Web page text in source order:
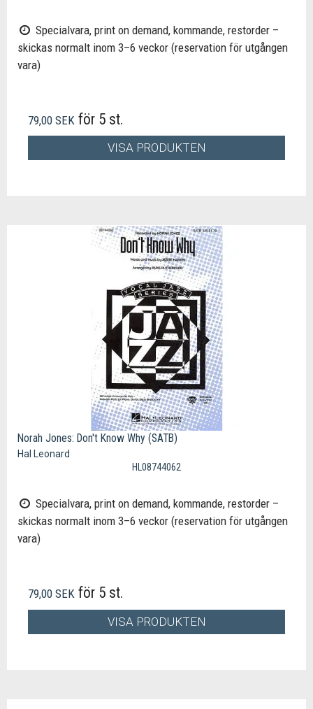
Specialvara, print on demand, kommande, restorder –
skickas normalt inom 3–6 veckor (reservation för utgången
vara)
79,00 SEK för 5 st.
VISA PRODUKTEN
Norah Jones: Don't Know Why (SATB)
Hal Leonard
HL08744062
Specialvara, print on demand, kommande, restorder –
skickas normalt inom 3–6 veckor (reservation för utgången
vara)
79,00 SEK för 5 st.
VISA PRODUKTEN